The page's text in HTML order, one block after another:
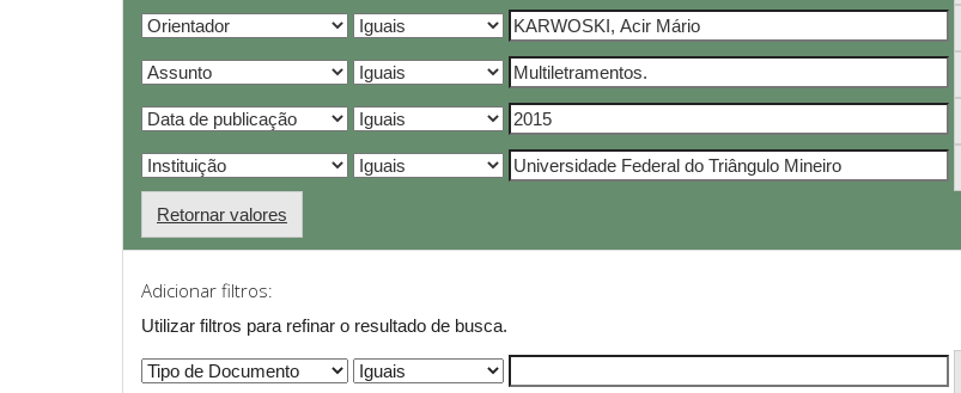
Retornar valores
Adicionar filtros:
Utilizar filtros para refinar o resultado de busca.